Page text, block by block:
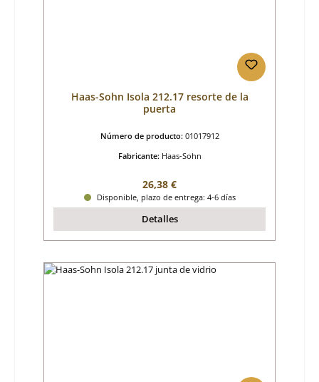
Haas-Sohn Isola 212.17 resorte de la
puerta
Número de producto: 01017912
Fabricante: Haas-Sohn
Precio normal:
26,38 €
Disponible, plazo de entrega: 4-6 días
Detalles